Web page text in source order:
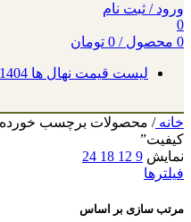
ورود / ثبت نام
0
0 محصول /
0 تومان
لیست قیمت نهال ها 1404
خانه/ محصولات برچسب خورده
کیفیت”
نمایش 9
12
18
24
فیلترها
مرتب سازی بر اساس